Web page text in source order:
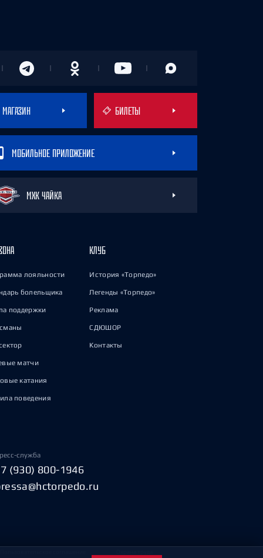
МАГАЗИН БИЛЕТЫ
МОБИЛЬНОЕ ПРИЛОЖЕНИЕ
МХК ЧАЙКА
лояльности
болельщика
поддержки
матчи
катания
поведения
КЛУБ
История «Торпедо»
Легенды «Торпедо»
Реклама
СДЮШОР
Контакты
служба
(930) 800-1946